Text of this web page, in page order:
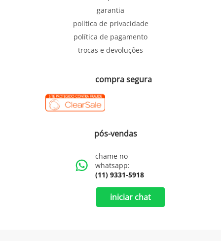
garantia
política de privacidade
política de pagamento
trocas e devoluções
compra segura
pós-vendas
chame no
whatsapp:
(11) 9331-5918
iniciar chat